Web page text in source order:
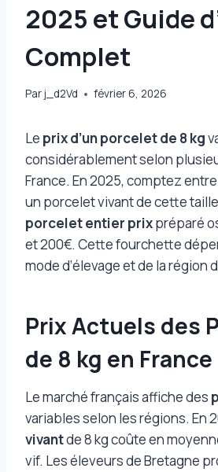
2025 et Guide
Complet
Parj_d2Vd février 6, 2026
Le prix d’un porcelet de 8 kg
considérablement selon
France. En 2025, comptez
un porcelet vivant de cette
porcelet entier prixpréparé
et 200€. Cette fourchette
mode d’élevage et de la région
Prix Actuels des
de 8 kg en France
Le marché français affiche des
variables selon les régions. En
vivantde 8 kg coûte en
vif. Les éleveurs de Bretagne